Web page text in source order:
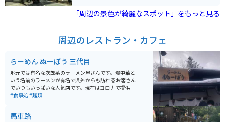
秋は紅葉と季節ごとに異なる表情を楽しめ、ツーリング
には絶好のコースです。
「周辺の景色が綺麗なスポット」をもっと見る
周辺のレストラン・カフェ
らーめん ぬーぼう 三代目
地元では有名な次郎系のラーメン屋さんです。爆中華と
いう名前のラーメンが有名で県外からも訪れるお客さん
でいつもいっぱいな人気店です。現在はコロナで提供し
ていませんが、大きなきくらげが食べ放題という粋なサ
#食事処 #麺類
馬車路